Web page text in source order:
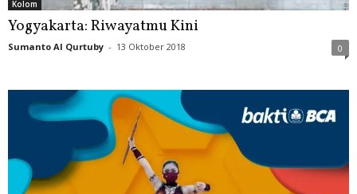
Kolom
Yogyakarta: Riwayatmu Kini
Sumanto Al Qurtuby - 13 Oktober 2018 0